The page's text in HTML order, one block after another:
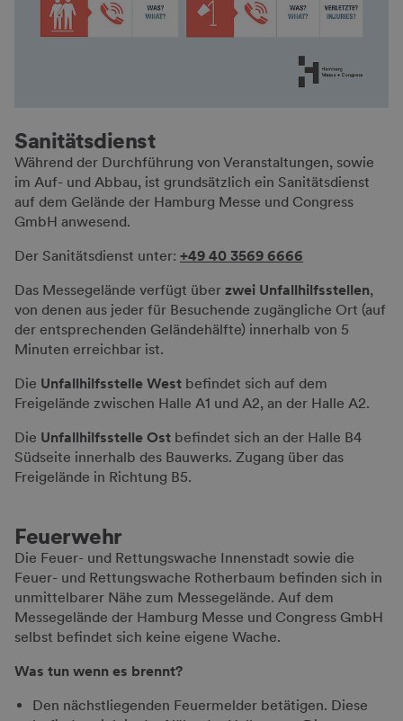
Sanitätsdienst
Während der Durchführung von Veranstaltungen, sowie
im Auf- und Abbau, ist grundsätzlich ein Sanitätsdienst
auf dem Gelände der Hamburg Messe und Congress
GmbH anwesend.
Der Sanitätsdienst unter: +49 40 3569 6666
Das Messegelände verfügt über zwei Unfallhilfsstellen,
von denen aus jeder für Besuchende zugängliche Ort (auf
der entsprechenden Geländehälfte) innerhalb von 5
Minuten erreichbar ist.
Die Unfallhilfsstelle West befindet sich auf dem
Freigelände zwischen Halle A1 und A2, an der Halle A2.
Die Unfallhilfsstelle Ost befindet sich an der Halle B4
Südseite innerhalb des Bauwerks. Zugang über das
Freigelände in Richtung B5.
Feuerwehr
Die Feuer- und Rettungswache Innenstadt sowie die
Feuer- und Rettungswache Rotherbaum befinden sich in
unmittelbarer Nähe zum Messegelände. Auf dem
Messegelände der Hamburg Messe und Congress GmbH
selbst befindet sich keine eigene Wache.
Was tun wenn es brennt?
Den nächstliegenden Feuermelder betätigen. Diese